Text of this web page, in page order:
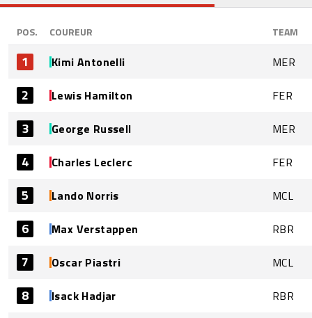
POS. COUREUR TEAM
1 Kimi Antonelli MER
2 Lewis Hamilton FER
3 George Russell MER
4 Charles Leclerc FER
5 Lando Norris MCL
6 Max Verstappen RBR
7 Oscar Piastri MCL
8 Isack Hadjar RBR